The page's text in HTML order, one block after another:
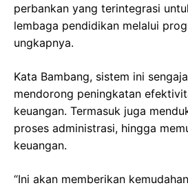
perbankan yang terintegrasi
lembaga pendidikan melalui
ungkapnya.
Kata Bambang, sistem ini
mendorong peningkatan
keuangan. Termasuk juga
proses administrasi, hingga
keuangan.
“Ini akan memberikan